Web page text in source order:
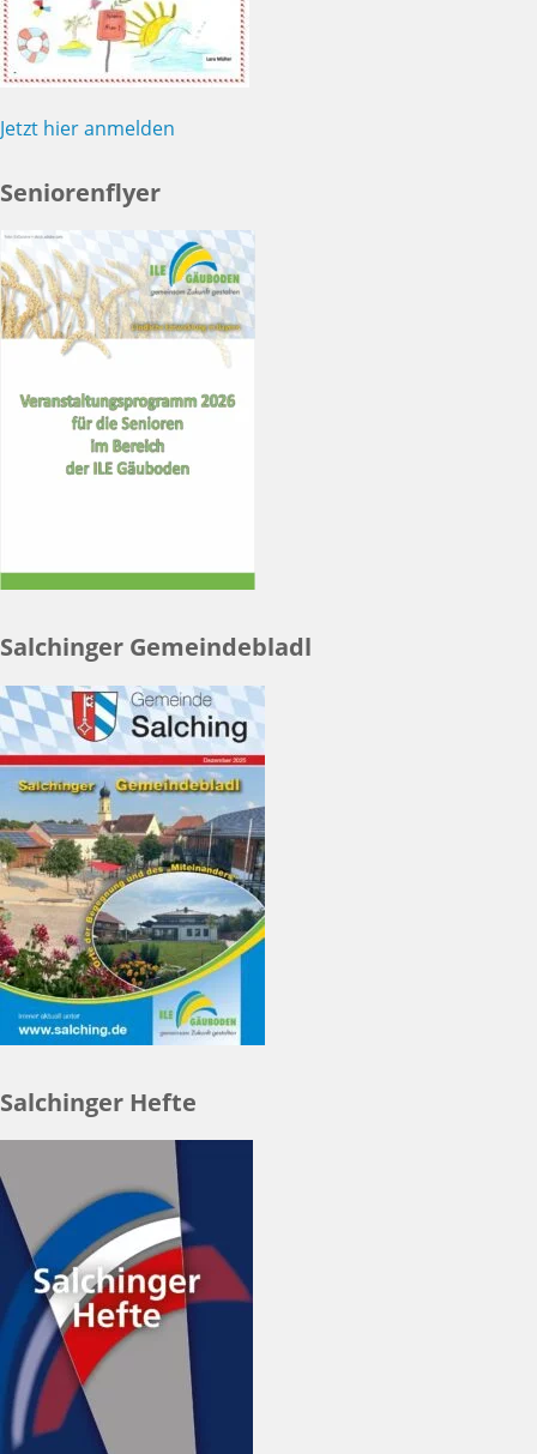
Jetzt hier anmelden
Seniorenflyer
Salchinger Gemeindebladl
Salchinger Hefte